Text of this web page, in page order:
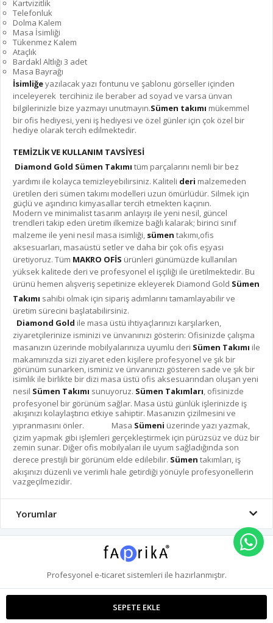
SEPETE EKLE
Kartvizitlik
Telefonluk
Dolma Kalem
Masa İsimliği
Tükenmez Kalem
Ataçlık
Bardakl Altlığı 3 adet
Masa Bayrağı
İsimliğeyazılacak yazı fontunu ve şablonu görseller içinden
inceleyerek tercihiniz ile beraber ad soyad ve varsa ünvan
bilgilerinizle bize yazmayı unutmayın.Sümen takımı mükemmel
bir ofis hediyesi, yeni iş hediyesi ve özel günler için çok özel bir
hediye olarak tercih edilmektedir.
TEMİZLİK VE KULLANIM TAVSİYESİ
Diamond Gold Sümen Takımı tüm parçalarını nemli bir bez
yardımı ile kolayca temizleyebilirsiniz. Kaliteli deri malzemeden
üretilen deri sümen takımı modelleri uzun ömürlüdür. Silmek için
güçlü ve aşındırıcı kimyasallar tercih etmekten kaçının.
Modern ve minimalist tasarım anlayışı ile yeni nesil, güncel
trendleri takip eden üretim ilkemize bağlı kalarak; birinci sınıf
malzeme ile yeni nesil masa isimliği, sümen takımı,ofis
aksesuarları, masaüstü setler ve daha bir çok ofis eşyası
üretiyoruz. Tüm MAKRO OFİS ürünleri günümüzde kullanılan
yüksek kalitede deri ve profesyonel el işçiliği ile üretilmektedir. Bu
ürünü hemen alışveriş sepetinize ekleyerek Diamond Gold Sümen
Takımı sahibi olmak için sipariş adımlarını tamamlayabilir ve
üretim sürecini başlatabilirsiniz.
Diamond Gold ile masa üstü ihtiyaçlarınızı karşılarken,
ziyaretçilerinize isminizi ve ünvanınızı gösterin: Ofisinizde çalışma
masanızın üzerinde mobilyalarınıza uyumlu deri Sümen Takımı ile
makamınızda sizi ziyaret eden kişilere profesyonel ve şık bir
görünüm sunarken, isminiz ve ünvanınızı gösteren sade ve şık bir
isimlik ile birlikte bir dizi masa üstü ofis aksesuarından oluşan yeni
nesil Sümen Takımı sunuyoruz. Sümen Takımları , ofisinizde
profesyonel bir görünüm sağlar. Masa üstü günlük işlerinizde iş
akışınızı kolaylaştırıcı etkiye sahiptir. Masanızın çizilmesini ve
yıpranmasını önler. Masa Sümeni üzerinde yazı yazmak,
çizim yapmak gibi işlemleri gerçekleştirmek için pürüzsüz ve düz bir
zemin sunar. Diğer ofis mobilyaları ile uyum sağladığında son
derece prestijli bir görünüm elde edilebilir. Sümen takımları, iş
akışınızı düzenli ve verimli hale getirdiği yönüyle profesyonellerin
vazgeçilmezidir.
Yorumlar
Profesyonel e-ticaretsistemleri ile hazırlanmıştır.